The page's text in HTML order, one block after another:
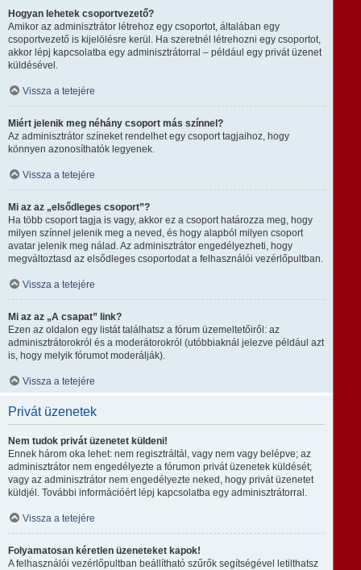
Hogyan lehetek csoportvezető?
Amikor az adminisztrátor létrehoz egy csoportot, általában egy
csoportvezető is kijelölésre kerül. Ha szeretnél létrehozni egy csoportot,
akkor lépj kapcsolatba egy adminisztrátorral – például egy privát üzenet
küldésével.
Vissza a tetejére
Miért jelenik meg néhány csoport más színnel?
Az adminisztrátor színeket rendelhet egy csoport tagjaihoz, hogy
könnyen azonosíthatók legyenek.
Vissza a tetejére
Mi az az „elsődleges csoport”?
Ha több csoport tagja is vagy, akkor ez a csoport határozza meg, hogy
milyen színnel jelenik meg a neved, és hogy alapból milyen csoport
avatar jelenik meg nálad. Az adminisztrátor engedélyezheti, hogy
megváltoztasd az elsődleges csoportodat a felhasználói vezérlőpultban.
Vissza a tetejére
Mi az az „A csapat” link?
Ezen az oldalon egy listát találhatsz a fórum üzemeltetőiről: az
adminisztrátorokról és a moderátorokról (utóbbiaknál jelezve például azt
is, hogy melyik fórumot moderálják).
Vissza a tetejére
Privát üzenetek
Nem tudok privát üzenetet küldeni!
Ennek három oka lehet: nem regisztráltál, vagy nem vagy belépve; az
adminisztrátor nem engedélyezte a fórumon privát üzenetek küldését;
vagy az adminisztrátor nem engedélyezte neked, hogy privát üzenetet
küldjél. További információért lépj kapcsolatba egy adminisztrátorral.
Vissza a tetejére
Folyamatosan kéretlen üzeneteket kapok!
A felhasználói vezérlőpultban beállítható szűrők segítségével letilthatsz